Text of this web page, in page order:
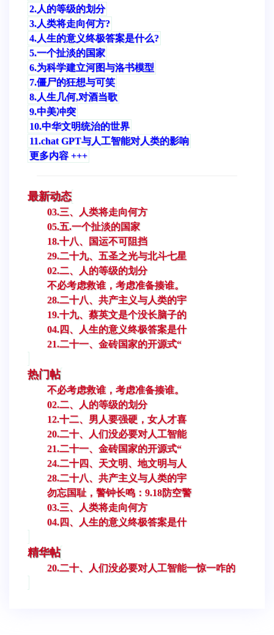
2.人的等级的划分
3.人类将走向何方?
4.人生的意义终极答案是什么?
5.一个扯淡的国家
6.为科学建立河图与洛书模型
7.僵尸的狂想与可笑
8.人生几何,对酒当歌
9.中美冲突
10.中华文明统治的世界
11.chat GPT与人工智能对人类的影响
更多内容 +++
最新动态
03.三、人类将走向何方
05.五.一个扯淡的国家
18.十八、国运不可阻挡
29.二十九、五圣之光与北斗七星
02.二、人的等级的划分
不必考虑救谁，考虑准备揍谁。
28.二十八、共产主义与人类的宇
19.十九、蔡英文是个没长脑子的
04.四、人生的意义终极答案是什
21.二十一、金砖国家的开源式“
热门帖
不必考虑救谁，考虑准备揍谁。
02.二、人的等级的划分
12.十二、男人要强硬，女人才喜
20.二十、人们没必要对人工智能
21.二十一、金砖国家的开源式“
24.二十四、天文明、地文明与人
28.二十八、共产主义与人类的宇
勿忘国耻，警钟长鸣：9.18防空警
03.三、人类将走向何方
04.四、人生的意义终极答案是什
精华帖
20.二十、人们没必要对人工智能一惊一咋的